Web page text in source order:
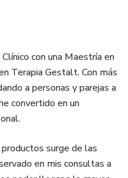
más valioso sobre
hacer en pareja)
que te hace relfexionar,
necesitas 15 minutos al
con una Maestría en
Terapia Gestalt. Con más
a personas y parejas a
convertido en un
surge de las
en mis consultas a